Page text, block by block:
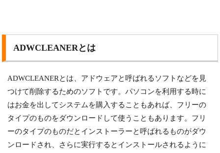
ADWCLEANERとは
ADWCLEANERとは、アドウェアと呼ばれるソフトなどを見
つけて削除するためのソフトです。パソコンを利用する時に
はお金を出してシステムを購入することもあれば、フリーの
タイプのものをダウンロードして使うこともあります。フリ
ーのタイプのものだとインストーラーと呼ばれるものがダウ
ンロードされ、さらに実行するとインストールされるように